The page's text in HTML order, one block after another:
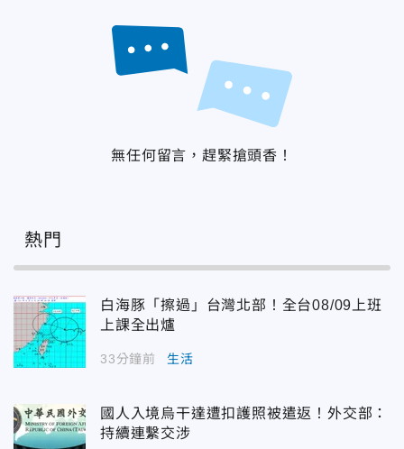
無任何留言，趕緊搶頭香！
熱門
白海豚「擦過」台灣北部！全台08/09上班
上課全出爐
33分鐘前 生活
國人入境烏干達遭扣護照被遣返！外交部：
持續連繫交涉